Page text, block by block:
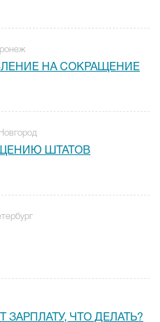
НА СОКРАЩЕНИЕ
ШТАТОВ
ЗАРПЛАТУ, ЧТО ДЕЛАТЬ?